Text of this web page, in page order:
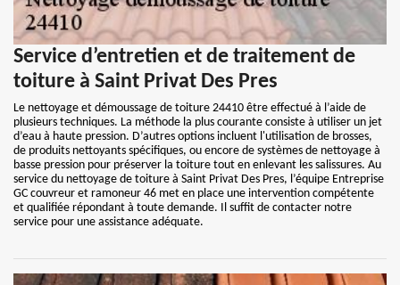
Service d’entretien et de traitement de
toiture à Saint Privat Des Pres
Le nettoyage et démoussage de toiture 24410 être effectué à l’aide de
plusieurs techniques. La méthode la plus courante consiste à utiliser un jet
d’eau à haute pression. D’autres options incluent l'utilisation de brosses,
de produits nettoyants spécifiques, ou encore de systèmes de nettoyage à
basse pression pour préserver la toiture tout en enlevant les salissures. Au
service du nettoyage de toiture à Saint Privat Des Pres, l’équipe Entreprise
GC couvreur et ramoneur 46 met en place une intervention compétente
et qualifiée répondant à toute demande. Il suffit de contacter notre
service pour une assistance adéquate.